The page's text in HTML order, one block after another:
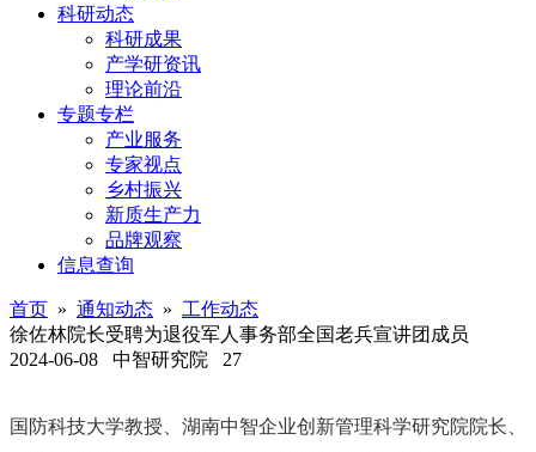
科研动态
科研成果
产学研资讯
理论前沿
专题专栏
产业服务
专家视点
乡村振兴
新质生产力
品牌观察
信息查询
首页 » 通知动态 » 工作动态
徐佐林院长受聘为退役军人事务部全国老兵宣讲团成员
2024-06-08 中智研究院 27
国防科技大学教授、湖南中智企业创新管理科学研究院院长、